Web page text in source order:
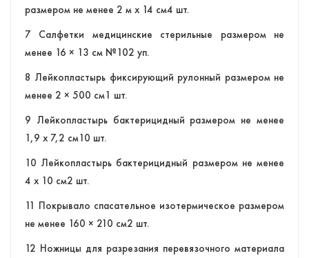
размером не менее 2 м х 14 см4 шт.
7 Салфетки медицинские стерильные размером не
менее 16 × 13 см №102 уп.
8 Лейкопластырь фиксирующий рулонный размером не
менее 2 × 500 см1 шт.
9 Лейкопластырь бактерицидный размером не менее
1,9 х 7,2 см10 шт.
10 Лейкопластырь бактерицидный размером не менее
4 х 10 см2 шт.
11 Покрывало спасательное изотермическое размером
не менее 160 × 210 см2 шт.
12 Ножницы для разрезания перевязочного материала